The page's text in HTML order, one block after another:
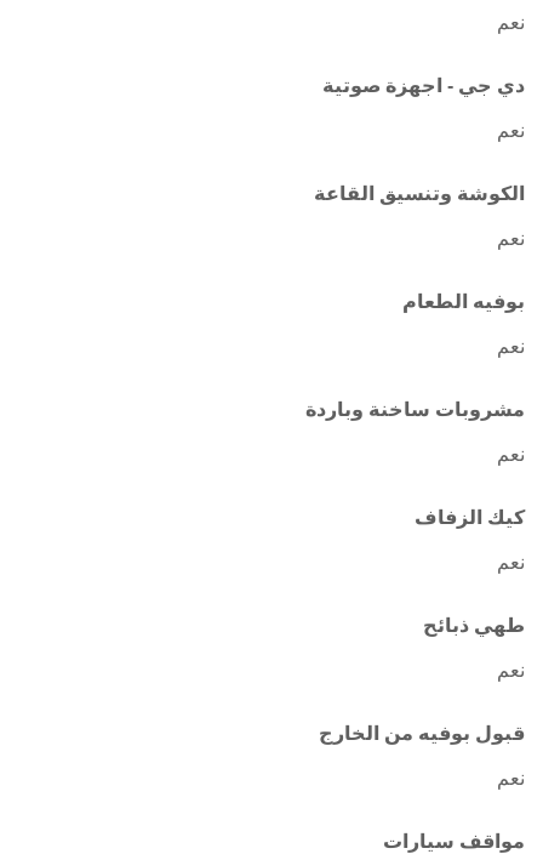
نعم
دي جي - اجهزة صوتية
نعم
الكوشة وتنسيق القاعة
نعم
بوفيه الطعام
نعم
مشروبات ساخنة وباردة
نعم
كيك الزفاف
نعم
طهي ذبائح
نعم
قبول بوفيه من الخارج
نعم
مواقف سيارات